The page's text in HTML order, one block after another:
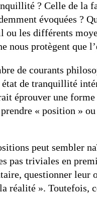
? Celle de la
évoquées ?
ou les différents
nous protègent que
de courants
de tranquillité
éprouver une
« position »
peut sembler
pas triviales en
questionner
réalité ». Toutefois,